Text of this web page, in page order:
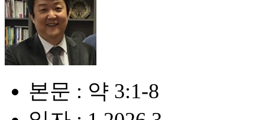
본문 : 약 3:1-8